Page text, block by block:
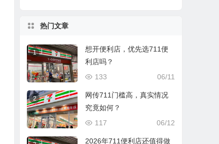
热门文章
1
想开便利店，优先选711便
利店吗？
06/11
133
2
网传711门槛高，真实情况
究竟如何？
06/12
117
2026年711便利店还值得做